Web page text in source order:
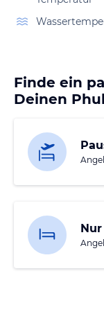
Finde ein
Deinen